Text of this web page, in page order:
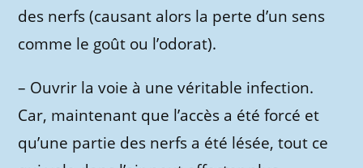
des nerfs (causant alors la perte d’un sens
comme le goût ou l’odorat).
– Ouvrir la voie à une véritable infection.
Car, maintenant que l’accès a été forcé et
qu’une partie des nerfs a été lésée, tout ce